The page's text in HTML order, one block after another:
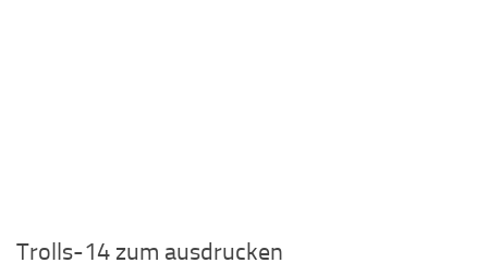
Trolls-14 zum ausdrucken